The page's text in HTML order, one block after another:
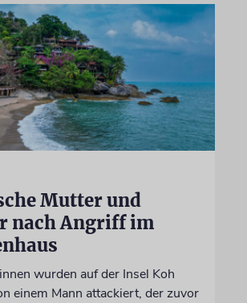
Mutter und
nach Angriff im
wurden auf der Insel Koh
einem Mann attackiert, der zuvor